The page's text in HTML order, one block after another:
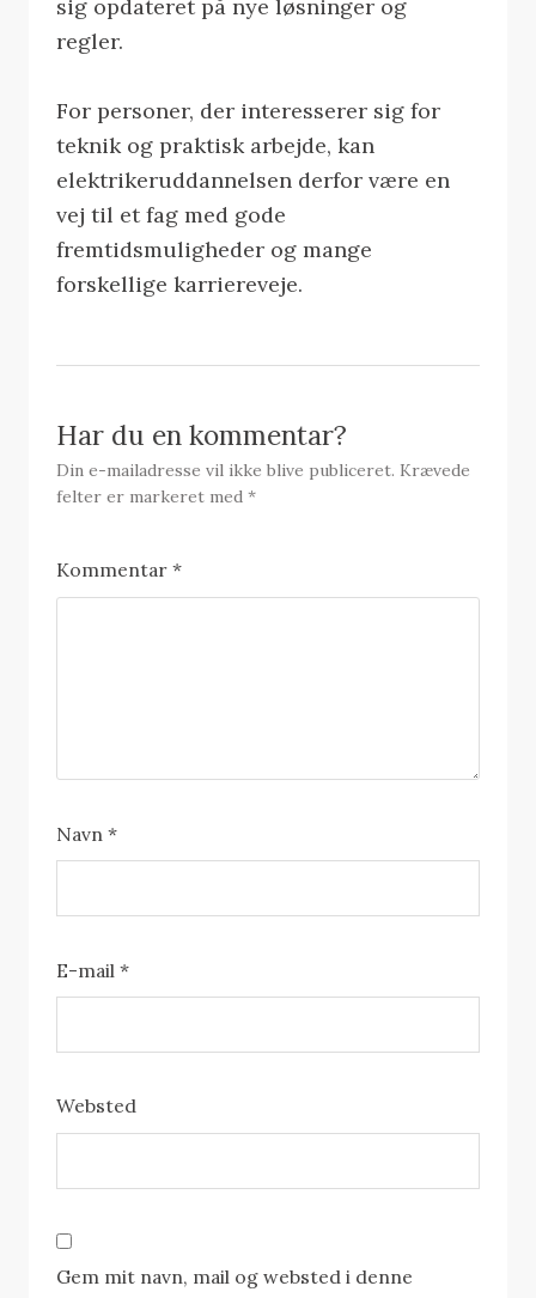
sig opdateret på nye løsninger og
regler.
For personer, der interesserer sig for
teknik og praktisk arbejde, kan
elektrikeruddannelsen derfor være en
vej til et fag med gode
fremtidsmuligheder og mange
forskellige karriereveje.
Har du en kommentar?
Din e-mailadresse vil ikke blive publiceret. Krævede
felter er markeret med*
Kommentar*
Navn*
E-mail*
Websted
Gem mit navn, mail og websted i denne